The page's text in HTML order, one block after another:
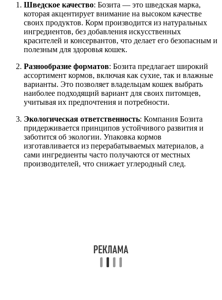
Шведское качество: Бозита — это шведская марка,
которая акцентирует внимание на высоком качестве
своих продуктов. Корм производится из натуральных
ингредиентов, без добавления искусственных
красителей и консервантов, что делает его безопасным и
полезным для здоровья кошек.
Разнообразие форматов: Бозита предлагает широкий
ассортимент кормов, включая как сухие, так и влажные
варианты. Это позволяет владельцам кошек выбрать
наиболее подходящий вариант для своих питомцев,
учитывая их предпочтения и потребности.
Экологическая ответственность: Компания Бозита
придерживается принципов устойчивого развития и
заботится об экологии. Упаковка кормов
изготавливается из перерабатываемых материалов, а
сами ингредиенты часто получаются от местных
производителей, что снижает углеродный след.